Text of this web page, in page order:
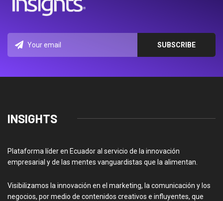
INSIGHTS
Plataforma líder en Ecuador al servicio de la innovación
empresarial y de las mentes vanguardistas que la alimentan.
Visibilizamos la innovación en el marketing, la comunicación y los
negocios, por medio de contenidos creativos e influyentes, que